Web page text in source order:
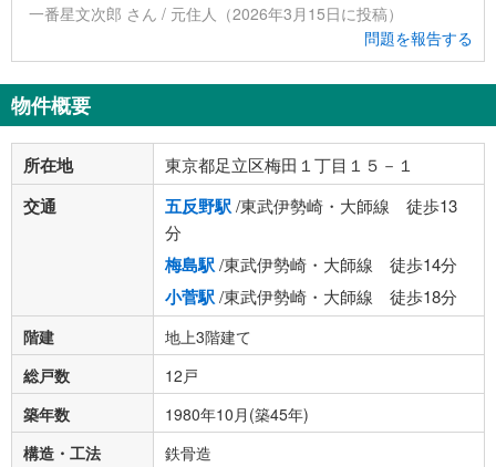
一番星文次郎 さん / 元住人（2026年3月15日に投稿）
問題を報告する
物件概要
所在地 東京都足立区梅田１丁目１５－１
交通 五反野駅/東武伊勢崎・大師線 徒歩13
分
梅島駅/東武伊勢崎・大師線 徒歩14分
小菅駅/東武伊勢崎・大師線 徒歩18分
階建
地上3階建て
総戸数
12戸
築年数
1980年10月(築45年)
構造・工法
鉄骨造